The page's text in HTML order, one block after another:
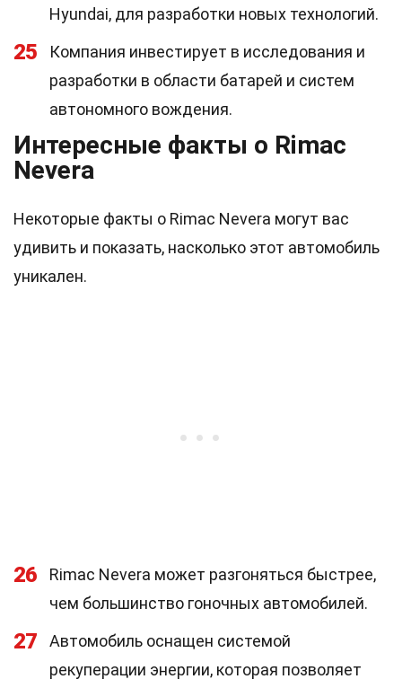
Hyundai, для разработки новых технологий.
25
Компания инвестирует в исследования и
разработки в области батарей и систем
автономного вождения.
Интересные факты о Rimac
Nevera
Некоторые факты о Rimac Nevera могут вас
удивить и показать, насколько этот автомобиль
уникален.
26
Rimac Nevera может разгоняться быстрее,
чем большинство гоночных автомобилей.
27
Автомобиль оснащен системой
рекуперации энергии, которая позволяет